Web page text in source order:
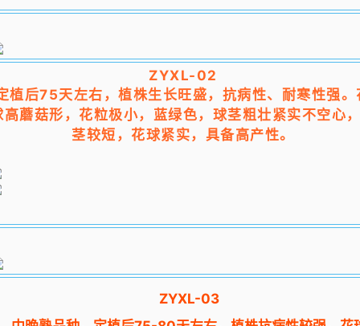
ZYXL-02
植后75天左右，植株生长旺盛，抗病性、耐寒性强。
高蘑菇形，花粒极小，蓝绿色，球茎粗壮紧实不空心
茎较短，花球紧实，具备高产性。
ZYXL-03